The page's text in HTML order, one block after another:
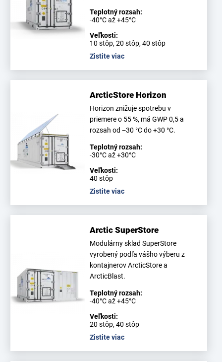
Teplotný rozsah:
-40°C až +45°C
Veľkosti:
10 stôp, 20 stôp, 40 stôp
Zistite viac
ArcticStore Horizon
Horizon znižuje spotrebu v
priemere o 55 %, má GWP 0,5 a
rozsah od −30 °C do +30 °C.
Teplotný rozsah:
-30°C až +30°C
Veľkosti:
40 stôp
Zistite viac
Arctic SuperStore
Modulárny sklad SuperStore
vyrobený podľa vášho výberu z
kontajnerov ArcticStore a
ArcticBlast.
Teplotný rozsah:
-40°C až +45°C
Veľkosti:
20 stôp, 40 stôp
Zistite viac